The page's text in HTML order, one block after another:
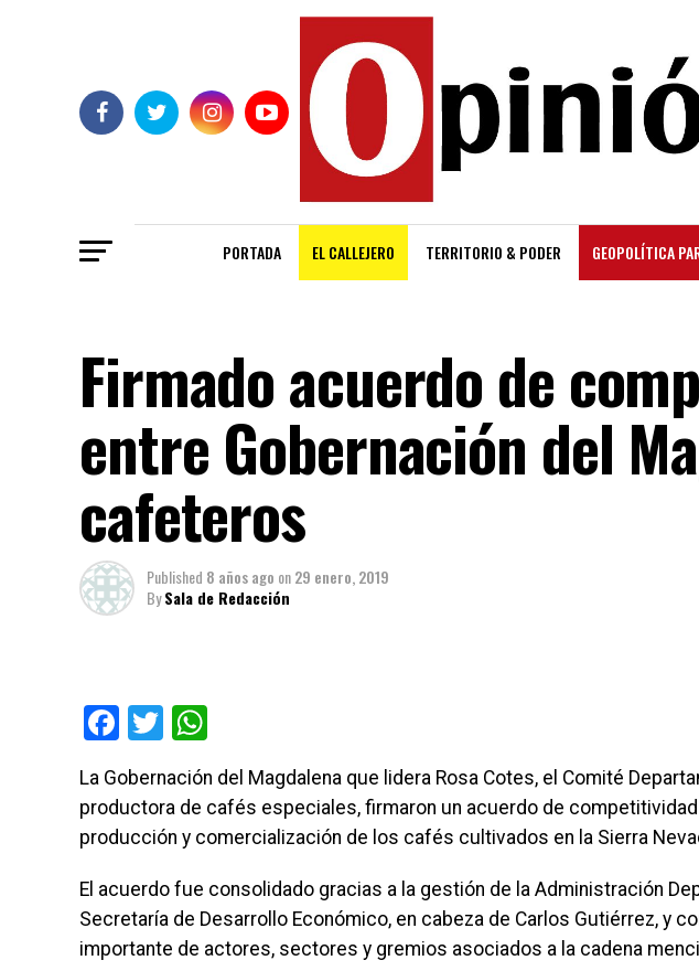
PORTADA EL CALLEJERO TERRITORIO & PODER GEOPOLÍTICA
Firmado acuerdo de
entre Gobernación del
cafeteros
Published 8 años ago on29 enero, 2019
BySala de Redacción
Facebook
Twitter
La Gobernación del Magdalena que lidera Rosa Cotes, el Comité
productora de cafés especiales, firmaron un acuerdo de
producción y comercialización de los cafés cultivados en la Sierra
El acuerdo fue consolidado gracias a la gestión de la Administración
Secretaría de Desarrollo Económico, en cabeza de Carlos Gutiérrez, y
importante de actores, sectores y gremios asociados a la cadena